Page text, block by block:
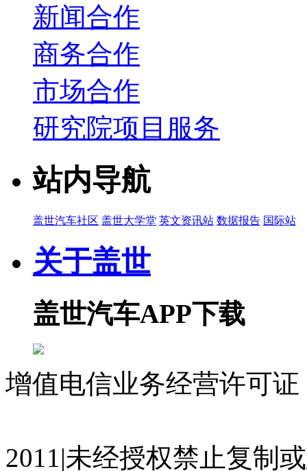
新闻合作
商务合作
市场合作
研究院项目服务
站内导航
盖世汽车社区 盖世大学堂 英文资讯站 数据报告 国际站
关于盖世
盖世汽车APP下载
增值电信业务经营许可
2011|未经授权禁止复制